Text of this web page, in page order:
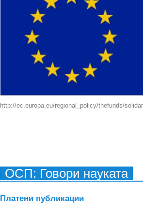
http://ec.europa.eu/regional_policy/thefunds/
ОСП: Говори науката
Платени публикации